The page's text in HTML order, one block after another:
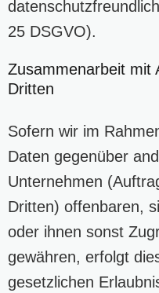
25 DSGVO).
Zusammenarbeit mit
Dritten
Sofern wir im
Daten gegenüber
Unternehmen
Dritten) offenbaren,
oder ihnen sonst
gewähren, erfolgt
gesetzlichen